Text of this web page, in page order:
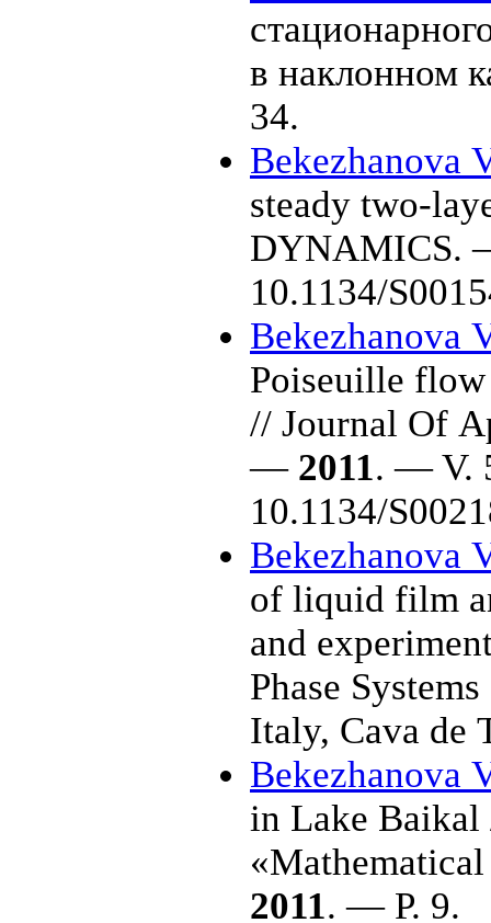
в
34.
Bekezhanova
steady two-
10.1134/
Bekezhanova
Poiseuille
// Journal Of
— 2011. — V.
10.1134/
Bekezhanova
of liquid film
and
Phase
Italy, Cava
Bekezhanova
in Lake Baikal
2011. — P. 9.